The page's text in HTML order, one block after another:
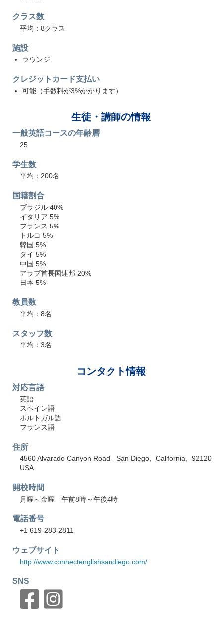
クラス数
平均：8クラス
施設
ラウンジ
クレジットカード支払い
可能（手数料が3%かかります）
生徒・講師の情報
一般英語コースの年齢層
25
学生数
平均：200名
国籍割合
ブラジル 40%
イタリア 5%
フランス 5%
トルコ 5%
韓国 5%
タイ 5%
中国 5%
アラブ首長国連邦 20%
日本 5%
教員数
平均：8名
スタッフ数
平均：3名
コンタクト情報
対応言語
英語
スペイン語
ポルトガル語
フランス語
住所
4560 Alvarado Canyon Road San Diego California
92120
USA
開校時間
月曜～金曜 午前8時～午後4時
電話番号
+1 619-283-2811
ウェブサイト
http://www.connectenglishsandiego.com/
SNS